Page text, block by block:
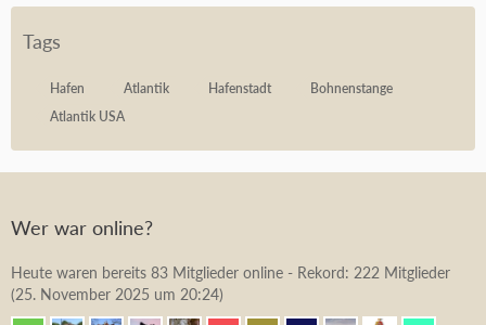
Tags
Hafen Atlantik Hafenstadt
Bohnenstange
Atlantik USA
Wer war online?
Heute waren bereits 83 Mitglieder online - Rekord: 222 Mitglieder
(25. November 2025 um 20:24)